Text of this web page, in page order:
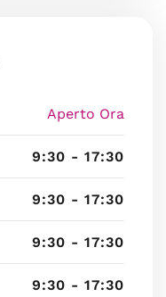
Aperto Ora
9:30 - 17:30
9:30 - 17:30
9:30 - 17:30
9:30 - 17:30